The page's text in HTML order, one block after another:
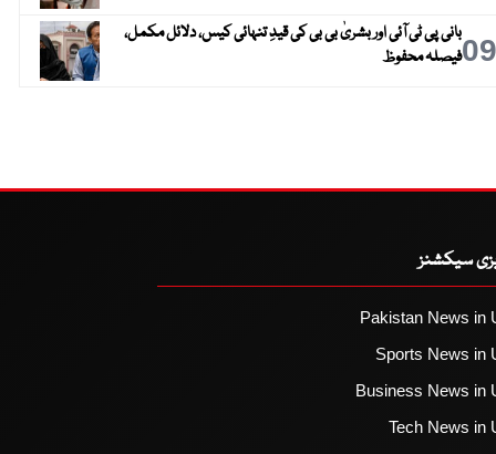
09بانی پی ٹی آئی اور بشریٰ بی بی کی قیدِ تنہائی کیس، دلائل مکمل،
فیصلہ محفوظ
سیکشنز
Pakistan News in
Sports News in
Business News in
Tech News in